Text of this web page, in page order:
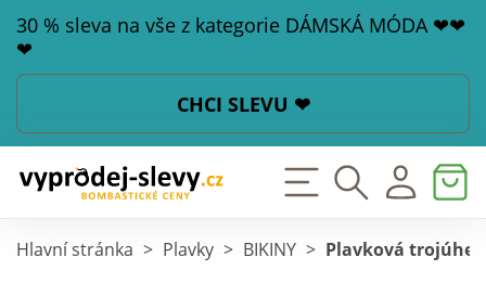
30 % sleva na vše z kategorie DÁMSKÁ MÓDA ❤❤
❤
CHCI SLEVU ❤
Hlavní stránka > Plavky > BIKINY > Plavková